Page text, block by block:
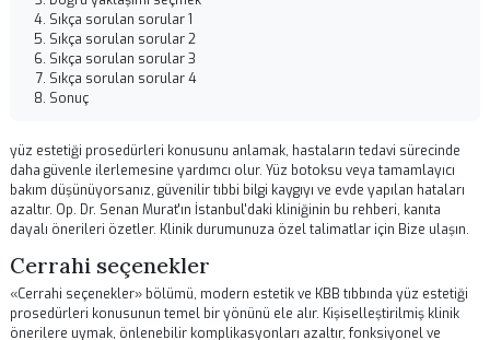
Op. Dr. Senan Murat
Kulak Burun Boğaz ve Yüz Estetiği Cerrahisi uzmanı.
Bu içerik bilgilendirme amaçlıdır. Tedavi kararları için mutlaka uzman hekime
danışınız.
İçindekiler
Cerrahi seçenekler
Minimal invaziv tedaviler
Doğru yaklaşımı seçmek
Sıkça sorulan sorular 1
Sıkça sorulan sorular 2
Sıkça sorulan sorular 3
Sıkça sorulan sorular 4